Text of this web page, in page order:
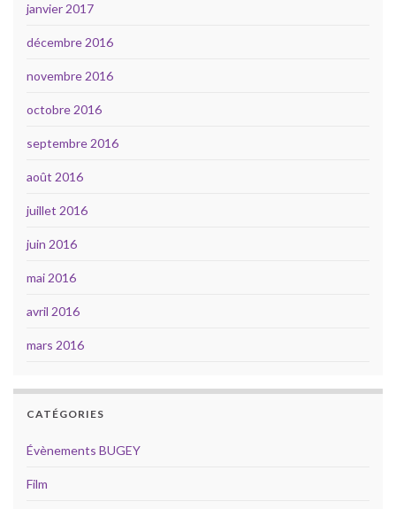
janvier 2017
décembre 2016
novembre 2016
octobre 2016
septembre 2016
août 2016
juillet 2016
juin 2016
mai 2016
avril 2016
mars 2016
CATÉGORIES
Évènements BUGEY
Film